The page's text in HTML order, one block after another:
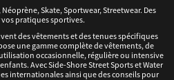
Skate, Sportwear, Streetwear. Des
pratiques sportives.
des vêtements et des tenues spécifiques
une gamme complète de vêtements, de
occasionnelle, régulière ou intensive
Avec Side-Shore Street Sports et Water
internationales ainsi que des conseils pour